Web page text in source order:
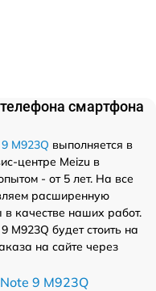
смартфона
M923Q выполняется в
центре Meizu в
- от 5 лет. На все
расширенную
качестве наших работ.
M923Q будет стоить на
на сайте через
9 M923Q